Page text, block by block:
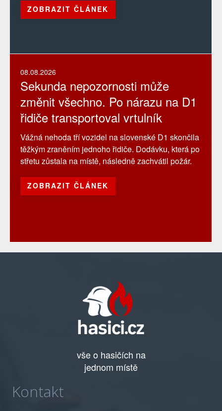
ZOBRAZIT ČLÁNEK
08.08.2026
Sekunda nepozornosti může
změnit všechno. Po nárazu na D1
řidiče transportoval vrtulník
Vážná nehoda tří vozidel na slovenské D1 skončila
těžkým zraněním jednoho řidiče. Dodávku, která po
střetu zůstala na místě, následně zachvátil požár.
ZOBRAZIT ČLÁNEK
vše o hasičích na
jednom místě
Kontakt